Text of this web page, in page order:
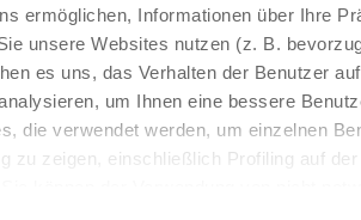
ermöglichen, Informationen über Ihre
unsere Websites nutzen (z. B.
es uns, das Verhalten der Benutzer
um Ihnen eine bessere
die verwendet werden, um einzelnen
zu zeigen, einschließlich Profiling auf
Kreuzfahrten und
KOSTENFREI BESTELLEN